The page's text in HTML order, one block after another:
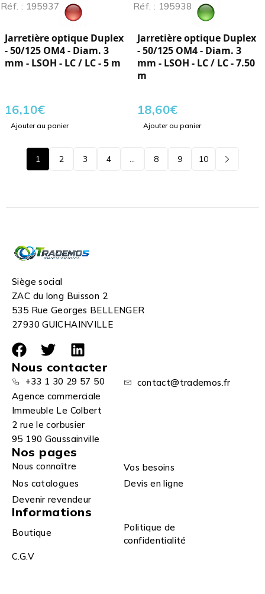
Réf. : 195937
Jarretière optique Duplex
- 50/125 OM4 - Diam. 3
mm - LSOH - LC / LC - 5 m
16,10€
Ajouter au panier
Réf. : 195938
Jarretière optique Duplex
- 50/125 OM4 - Diam. 3
mm - LSOH - LC / LC - 7.50
m
18,60€
Ajouter au panier
1 2 3 4 … 8 9 10
Siège social
ZAC du long Buisson 2
535 Rue Georges BELLENGER
27930 GUICHAINVILLE
Nous contacter
+33 1 30 29 57 50
contact@trademos.fr
Agence commerciale
Immeuble Le Colbert
2 rue le corbusier
95 190 Goussainville
Nos pages
Nous connaître
Vos besoins
Nos catalogues
Devis en ligne
Devenir revendeur
Informations
Boutique
Politique de
confidentialité
C.G.V